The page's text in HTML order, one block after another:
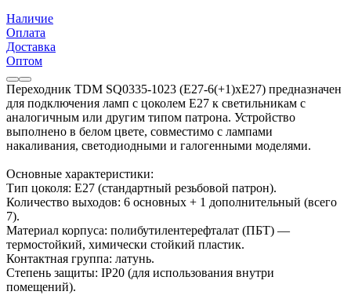
Наличие
Оплата
Доставка
Оптом
Переходник TDM SQ0335-1023 (Е27-6(+1)хЕ27) предназначен
для подключения ламп с цоколем E27 к светильникам с
аналогичным или другим типом патрона. Устройство
выполнено в белом цвете, совместимо с лампами
накаливания, светодиодными и галогенными моделями.
Основные характеристики:
Тип цоколя: E27 (стандартный резьбовой патрон).
Количество выходов: 6 основных + 1 дополнительный (всего
7).
Материал корпуса: полибутилентерефталат (ПБТ) —
термостойкий, химически стойкий пластик.
Контактная группа: латунь.
Степень защиты: IP20 (для использования внутри
помещений).